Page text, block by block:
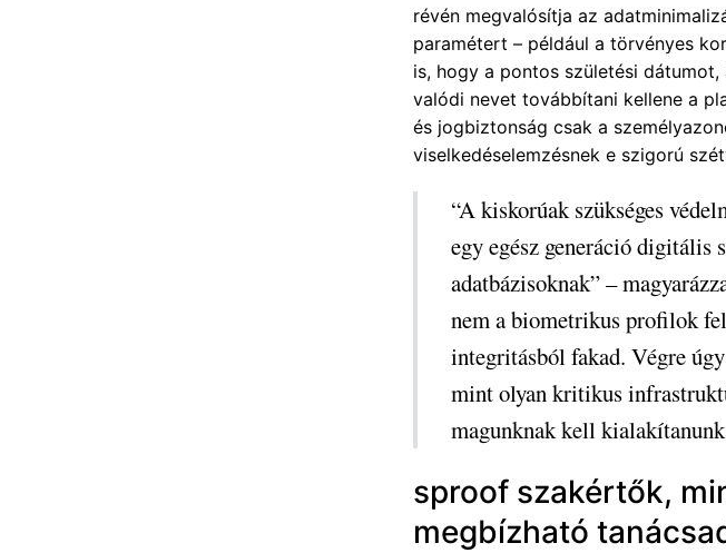
révén megvalósítja az
paramétert – például a törvényes
is, hogy a pontos születési
valódi nevet továbbítani kellene a
és jogbiztonság csak a
viselkedéselemzésnek e szigorú
“A kiskorúak szükséges
egy egész generáció digitális
adatbázisoknak” –
nem a biometrikus profilok
integritásból fakad. Végre
mint olyan kritikus
magunknak kell
sproof szakértők,
megbízható